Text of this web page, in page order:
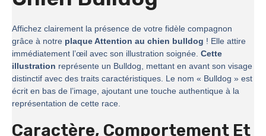
Affichez clairement la présence de votre fidèle compagnon
grâce à notre plaque Attention au chien bulldog ! Elle attire
immédiatement l’œil avec son illustration soignée. Cette
illustration représente un Bulldog, mettant en avant son visage
distinctif avec des traits caractéristiques. Le nom « Bulldog » est
écrit en bas de l’image, ajoutant une touche authentique à la
représentation de cette race.
Caractère, Comportement Et